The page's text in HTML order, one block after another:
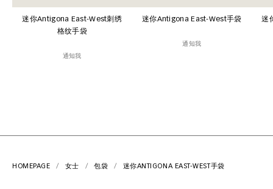
迷你Antigona East-West刺绣
格纹手袋
通知我
迷你Antigona East-West手袋
通知我
迷
HOMEPAGE 女士 包袋 迷你ANTIGONA EAST-WEST手袋